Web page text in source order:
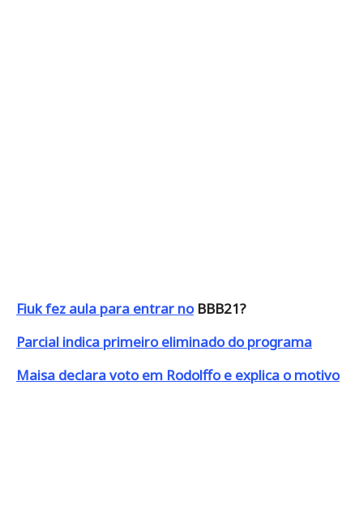
Fiuk fez aula para entrar noBBB21?
Parcial indica primeiro eliminado do programa
Maisa declara voto em Rodolffo e explica o motivo